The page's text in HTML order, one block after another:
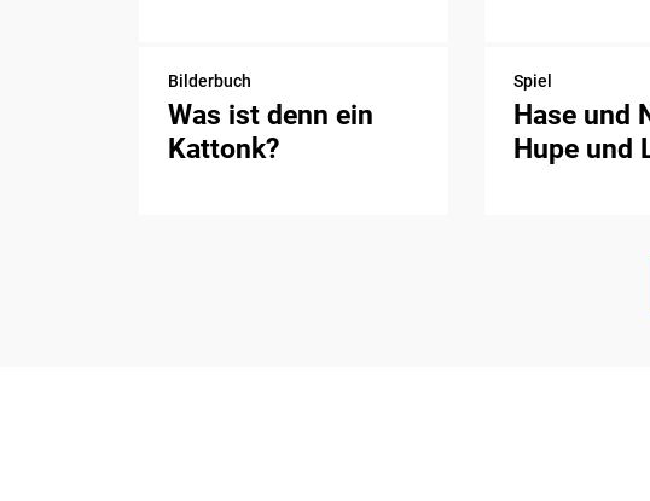
Bilderbuch
Was ist denn ein
Kattonk?
Spiel
Hase und
Hupe und